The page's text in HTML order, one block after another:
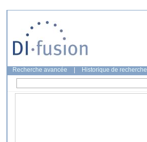
Recherche avancée Historique de recherche